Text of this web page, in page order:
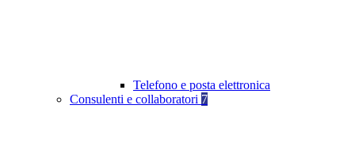
Telefono e posta elettronica
Consulenti e collaboratori 7